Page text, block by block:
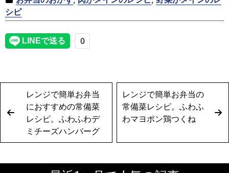
シピ
レンジで簡単お弁当
におすすめの常備菜
レシピ。ふわふわデ
ミチーズハンバーグ
レンジで簡単お弁当の
常備菜レシピ。ふわふ
わマヨポン鶏つくね